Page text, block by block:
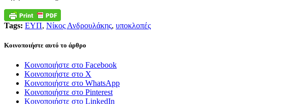
Tags: ΕΥΠ, Νίκος Ανδρουλάκης, υποκλοπές
Κοινοποιήστε αυτό το άρθρο
Κοινοποιήστε στο Facebook
Κοινοποιήστε στο X
Κοινοποιήστε στο WhatsApp
Κοινοποιήστε στο Pinterest
Κοινοποιήστε στο LinkedIn